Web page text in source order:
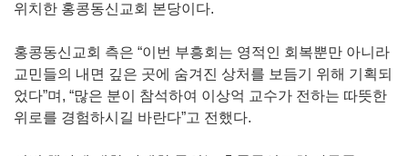
위치한 홍콩동신교회 본당이다.
홍콩동신교회 측은 “이번 부흥회는 영적인 회복뿐만 아니라
교민들의 내면 깊은 곳에 숨겨진 상처를 보듬기 위해 기획되
었다”며, “많은 분이 참석하여 이상억 교수가 전하는 따뜻한
위로를 경험하시길 바란다”고 전했다.